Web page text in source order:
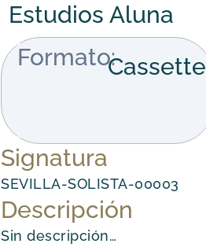
Estudios Aluna
Formato:Cassette
Signatura
SEVILLA-SOLISTA-00003
Descripción
Sin descripción…